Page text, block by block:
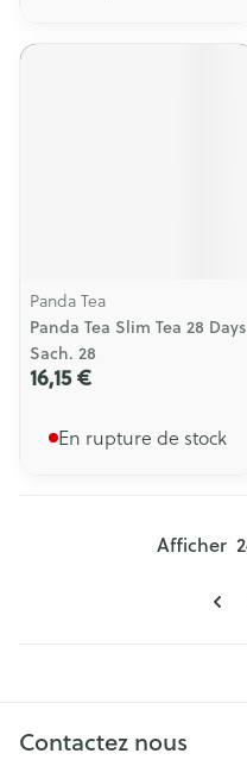
Panda Tea
Panda Tea Slim Tea 28 Days
Sach. 28
16,15 €
En rupture de stock
Afficher
Contactez nous